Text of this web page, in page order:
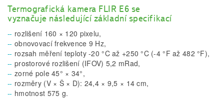
Termografická kamera FLIR E6 se
vyznačuje následující základní specifikací
rozlišení 160 × 120 pixelu,
obnovovací frekvence 9 Hz,
rozsah měření teploty -20 °C až +250 °C (-4 °F až 482 °F),
prostorové rozlišení (IFOV) 5,2 mRad,
zorné pole 45° × 34°,
rozměry (V × Š × D): 24,4 × 9,5 × 14 cm,
hmotnost 575 g.